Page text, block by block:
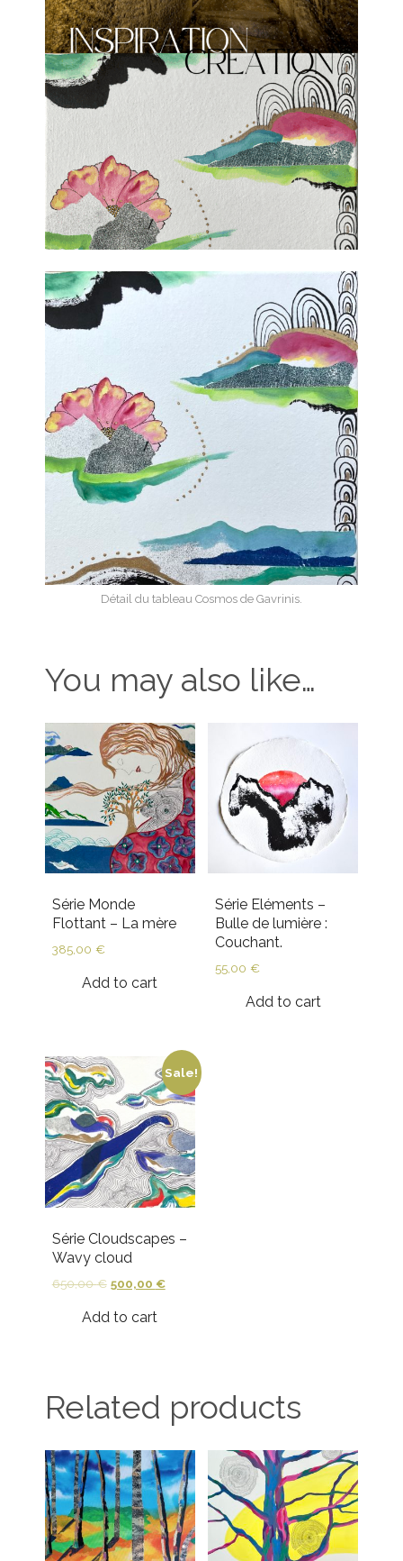
Détail du tableau Cosmos de Gavrinis.
You may also like…
Série Monde
Flottant – La mère
385,00 €
Add to cart
Série Eléments –
Bulle de lumière :
Couchant.
55,00 €
Add to cart
Sale!
Série Cloudscapes –
Wavy cloud
650,00€ 500,00 €
Add to cart
Related products